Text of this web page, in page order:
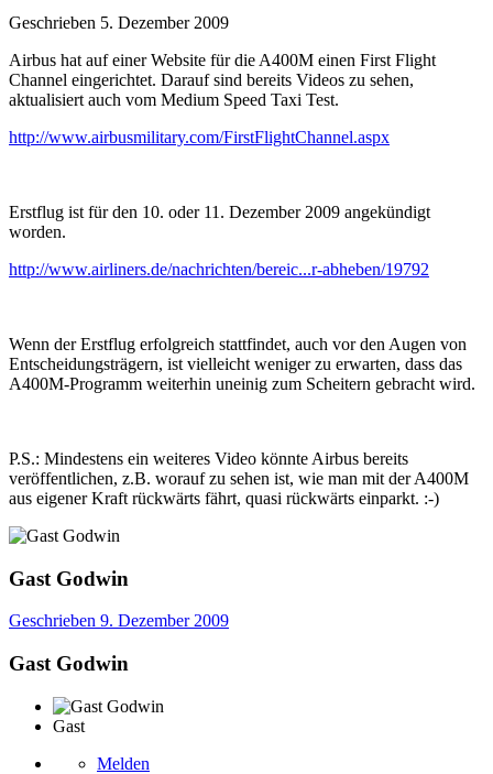
Geschrieben 5. Dezember 2009
Airbus hat auf einer Website für die A400M einen First Flight
Channel eingerichtet. Darauf sind bereits Videos zu sehen,
aktualisiert auch vom Medium Speed Taxi Test.
http://www.airbusmilitary.com/FirstFlightChannel.aspx
Erstflug ist für den 10. oder 11. Dezember 2009 angekündigt
worden.
http://www.airliners.de/nachrichten/bereic...r-abheben/19792
Wenn der Erstflug erfolgreich stattfindet, auch vor den Augen von
Entscheidungsträgern, ist vielleicht weniger zu erwarten, dass das
A400M-Programm weiterhin uneinig zum Scheitern gebracht wird.
P.S.: Mindestens ein weiteres Video könnte Airbus bereits
veröffentlichen, z.B. worauf zu sehen ist, wie man mit der A400M
aus eigener Kraft rückwärts fährt, quasi rückwärts einparkt. :-)
Gast Godwin
Geschrieben 9. Dezember 2009
Gast Godwin
Gast
Melden